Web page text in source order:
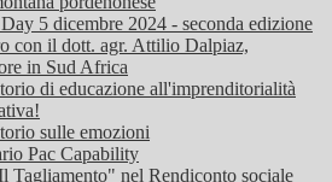
5 dicembre 2024 - seconda edizione
con il dott. agr. Attilio Dalpiaz,
in Sud Africa
di educazione all'imprenditorialità
sulle emozioni
Pac Capability
Tagliamento" nel Rendiconto sociale